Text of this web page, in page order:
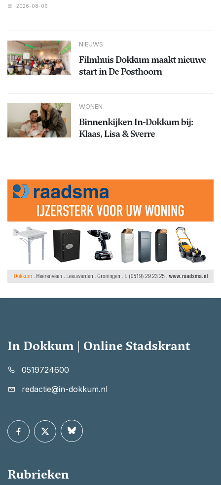
2026-08-06
NIEUWS
Filmhuis Dokkum maakt nieuwe
start in De Posthoorn
WONEN
Binnenkijken In-Dokkum bij:
Klaas, Lisa & Sverre
In Dokkum | Online Stadskrant
0519724600
redactie@in-dokkum.nl
Rubrieken